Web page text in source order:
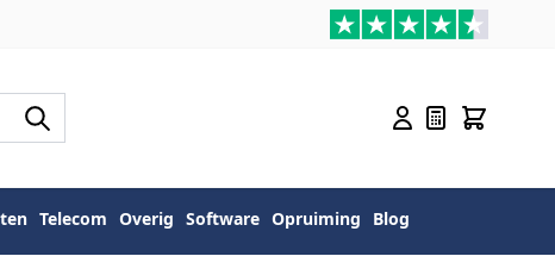
Telecom Overig Software Opruiming Blog